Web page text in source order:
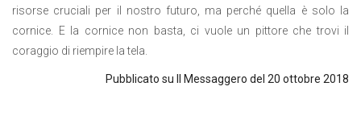
risorse cruciali per il nostro futuro, ma perché quella è solo la
cornice. E la cornice non basta, ci vuole un pittore che trovi il
coraggio di riempire la tela.
Pubblicato su Il Messaggero del 20 ottobre 2018